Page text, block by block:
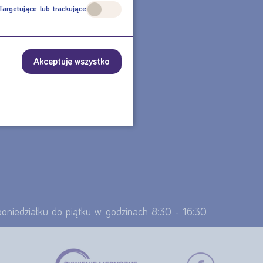
do piątku w godzinach 8:30 - 16:30.
lub trackujące
Akceptuję wszystko